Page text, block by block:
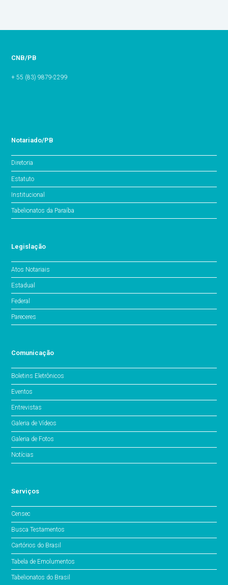
CNB/PB
+ 55 (83) 9879-2299
Notariado/PB
Diretoria
Estatuto
Institucional
Tabelionatos da Paraíba
Legislação
Atos Notariais
Estadual
Federal
Pareceres
Comunicação
Boletins Eletrônicos
Eventos
Entrevistas
Galeria de Vídeos
Galeria de Fotos
Notícias
Serviços
Censec
Busca Testamentos
Cartórios do Brasil
Tabela de Emolumentos
Tabelionatos do Brasil